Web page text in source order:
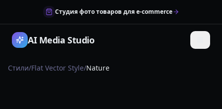
Студия фото товаров для e-commerce
AI Media Studio
Стили/Flat Vector Style/Nature